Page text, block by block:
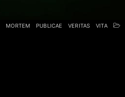
MORTEM PUBLICAE VERITAS VITA